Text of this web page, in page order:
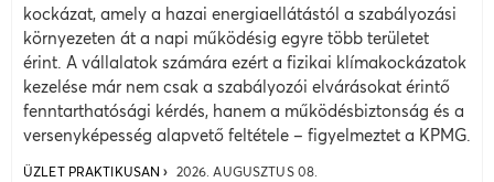
kockázat, amely a hazai energiaellátástól a szabályozási
környezeten át a napi működésig egyre több területet
érint. A vállalatok számára ezért a fizikai klímakockázatok
kezelése már nem csak a szabályozói elvárásokat érintő
fenntarthatósági kérdés, hanem a működésbiztonság és a
versenyképesség alapvető feltétele – figyelmeztet a KPMG.
ÜZLET PRAKTIKUSAN 2026. AUGUSZTUS 08.